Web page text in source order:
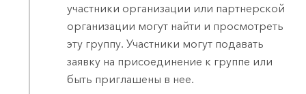
участники организации или партнерской
организации могут найти и просмотреть
эту группу. Участники могут подавать
заявку на присоединение к группе или
быть приглашены в нее.